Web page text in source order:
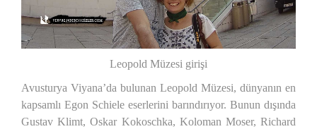
Leopold Müzesi girişi
Avusturya Viyana’da bulunan Leopold Müzesi, dünyanın en
kapsamlı Egon Schiele eserlerini barındırıyor. Bunun dışında
Gustav Klimt, Oskar Kokoschka, Koloman Moser, Richard